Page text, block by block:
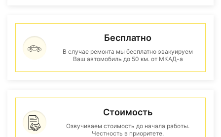
Бесплатно
В случае ремонта мы бесплатно эвакуируем
Ваш автомобиль до 50 км. от МКАД-а
Стоимость
Озвучиваем стоимость до начала работы.
Честность в приоритете.